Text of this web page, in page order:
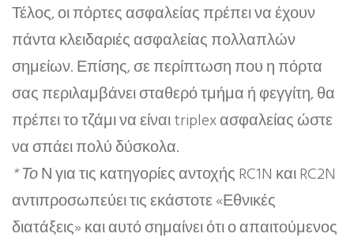
Τέλος, οι πόρτες ασφαλείας πρέπει να έχουν
πάντα κλειδαριές ασφαλείας πολλαπλών
σημείων. Επίσης, σε περίπτωση που η πόρτα
σας περιλαμβάνει σταθερό τμήμα ή φεγγίτη, θα
πρέπει το τζάμι να είναι triplex ασφαλείας ώστε
να σπάει πολύ δύσκολα.
* ΤοΝ για τις κατηγορίες αντοχής RC1N και RC2N
αντιπροσωπεύει τις εκάστοτε «Εθνικές
διατάξεις» και αυτό σημαίνει ότι ο απαιτούμενος